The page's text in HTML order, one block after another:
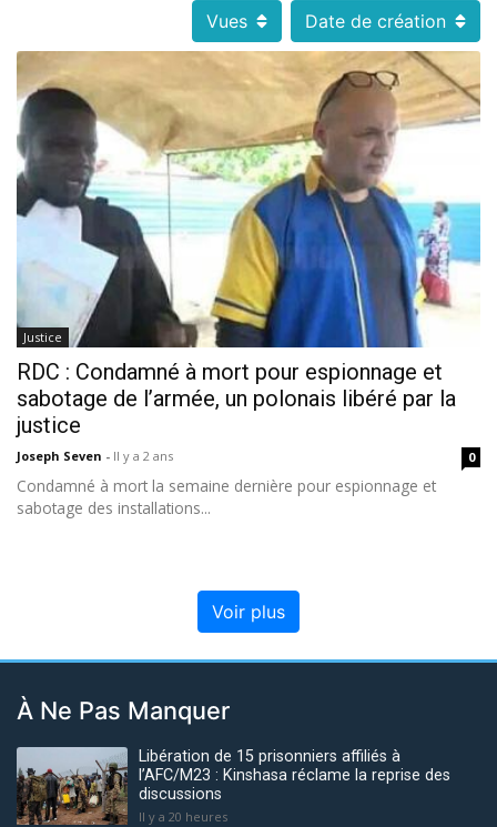
Vues Date de création
Justice
RDC : Condamné à mort pour espionnage et
sabotage de l’armée, un polonais libéré par la
justice
Joseph Seven - Il y a 2 ans 0
Condamné à mort la semaine dernière pour espionnage et
sabotage des installations...
Voir plus
À Ne Pas Manquer
Libération de 15 prisonniers affiliés à
l’AFC/M23 : Kinshasa réclame la reprise des
discussions
Il y a 20 heures